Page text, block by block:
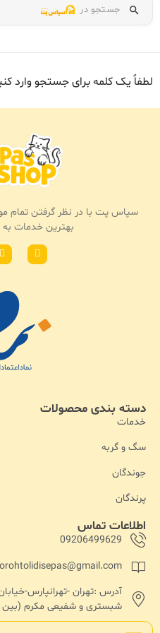
جستجو در
لطفاً یک کلمه برای جستجو وارد
اطلاعات تماس
09206499629
شبستری و شفیعی مکرم (بین ۱۳۳ و۱۳۵)پلاک ۱۸۲
دسته بندی محصولات
خدمات
سگ و گربه
جوندگان
پرندگان
سپاس پت با در نظر گرفتن تمام
بهترین خدمات